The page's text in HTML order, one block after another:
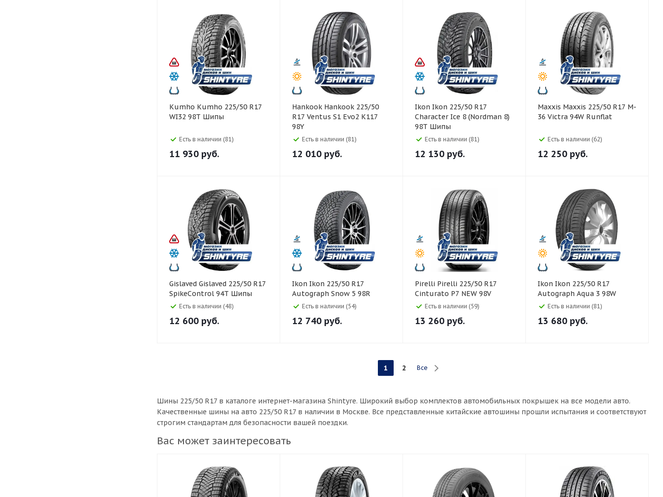
Kumho Kumho 225/50 R17
WI32 98T Шипы
Есть в наличии (81)
11 930 руб.
Hankook Hankook 225/50
R17 Ventus S1 Evo2 K117
98Y
Есть в наличии (81)
12 010 руб.
Ikon Ikon 225/50 R17
Character Ice 8 (Nordman 8)
98T Шипы
Есть в наличии (81)
12 130 руб.
Maxxis Maxxis 225/50 R17 M-
36 Victra 94W Runflat
Есть в наличии (62)
12 250 руб.
Gislaved Gislaved 225/50 R17
SpikeControl 94T Шипы
Есть в наличии (48)
12 600 руб.
Ikon Ikon 225/50 R17
Autograph Snow 5 98R
Есть в наличии (54)
12 740 руб.
Pirelli Pirelli 225/50 R17
Cinturato P7 NEW 98V
Есть в наличии (59)
13 260 руб.
Ikon Ikon 225/50 R17
Autograph Aqua 3 98W
Есть в наличии (81)
13 680 руб.
1 2 Все
Шины 225/50 R17 в каталоге интернет-магазина Shintyre. Широкий выбор комплектов автомобильных покрышек на все модели авто.
Качественные шины на авто 225/50 R17 в наличии в Москве. Все представленные китайские автошины прошли испытания и соответствуют
строгим стандартам для безопасности вашей поездки.
Вас может заинтересовать